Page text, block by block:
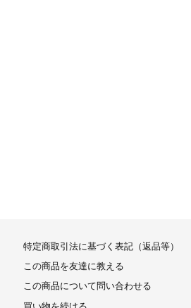
特定商取引法に基づく表記（返品等）
この商品を友達に教える
この商品について問い合わせる